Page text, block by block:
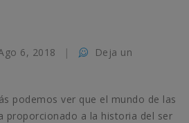
6, 2018
Deja un
podemos ver que el mundo de las
proporcionado a la historia del ser